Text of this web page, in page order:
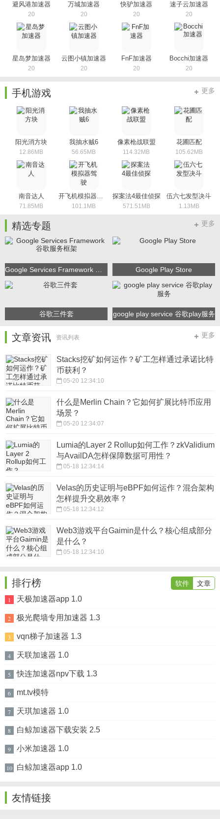
避风港加速器
20
万城加速器
20
快驴加速器
20
速子云加速器
20
星岛梦加速器
20
云图小镇加速器
20
FnF加速器
20
Bocchi加速器
20
手机游戏 更多
阳光消方块
12.86MB
我抽水贼6
56.65MB
像素枪战联盟
114.32MB
花圃匹配
105.62MB
南音达人
71.85MB
开飞机模拟器驾驶
101.1MB
探案法4最佳侦探
571.51MB
伍六七发型决斗
1.13MB
精选专题 更多
Google Play Store
谷歌三件套 google play service 谷歌play服务
文章资讯 资讯列表 更多
Stacks挖矿如何运作？矿工怎样通过承诺比特
币获利？
05-20 12:34:10
什么是Merlin Chain？它如何扩展比特币应用
场景？
05-20 12:34:07
Lumia的Layer 2 Rollup如何工作？zkValidium
与AvailDA怎样保障数据可用性？
05-18 12:34:14
Velas的历史证明与eBPF如何运作？混合架构
怎样提升交易效率？
05-18 12:34:12
Web3游戏平台Gaimin是什么？核心组成部分
是什么？
05-18 12:34:10
排行榜 软件 文章
1 天极加速器app 1.0
2 极光爬墙专用加速器 1.3
3 vqn梯子加速器 1.3
4 天联加速器 1.0
5 快连加速器npv下载 1.3
6 mt.tv模特
7 天琪加速器 1.0
8 白鲸加速器下载安装 2.5
9 小米加速器 1.0
10 白鲸加速器app 1.0
友情链接